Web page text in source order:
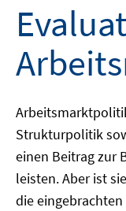
Strukturpolitik
einen Beitrag zur
leisten. Aber ist
die